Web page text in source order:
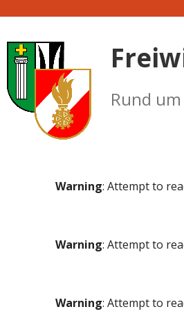
Rund
Warning: Attempt to
Warning: Attempt to
Warning: Attempt to